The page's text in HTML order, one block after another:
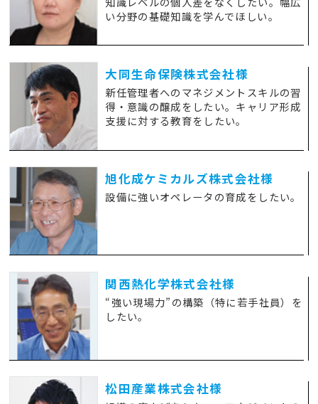
い分野の基礎知識を学んでほしい。
大同生命保険株式会社様
新任管理者へのマネジメントスキルの習
得・意識の醸成をしたい。キャリア形成
支援に対する教育をしたい。
旭化成ケミカルズ株式会社様
設備に強いオペレータの育成をしたい。
関西熱化学株式会社様
“強い現場力”の構築（特に若手社員）を
したい。
松田産業株式会社様